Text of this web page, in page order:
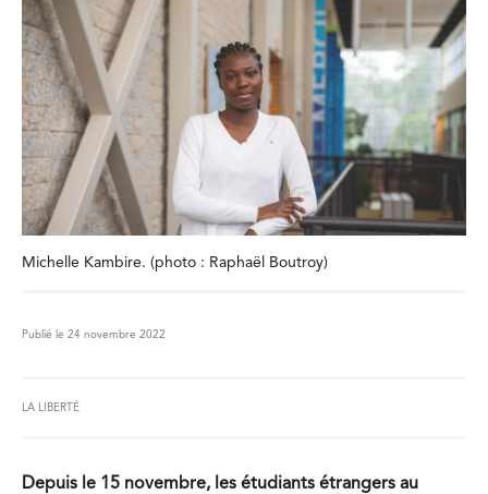
Michelle Kambire. (photo : Raphaël Boutroy)
Publié le 24 novembre 2022
LA LIBERTÉ
Depuis le 15 novembre, les étudiants étrangers au